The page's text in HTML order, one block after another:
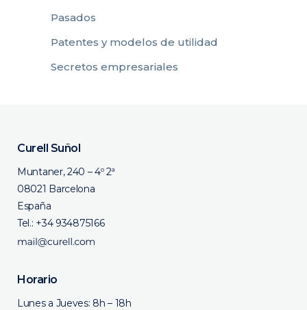
Pasados
Patentes y modelos de utilidad
Secretos empresariales
Curell Suñol
Muntaner, 240 – 4º 2ª
08021 Barcelona
España
Tel.: +34 934875166
Horario
Lunes a Jueves: 8h – 18h